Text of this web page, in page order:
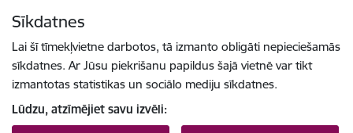
Sīkdatnes
Lai šī tīmekļvietne darbotos, tā izmanto obligāti nepieciešamās
sīkdatnes. Ar Jūsu piekrišanu papildus šajā vietnē var tikt
izmantotas statistikas un sociālo mediju sīkdatnes.
Lūdzu, atzīmējiet savu izvēli: